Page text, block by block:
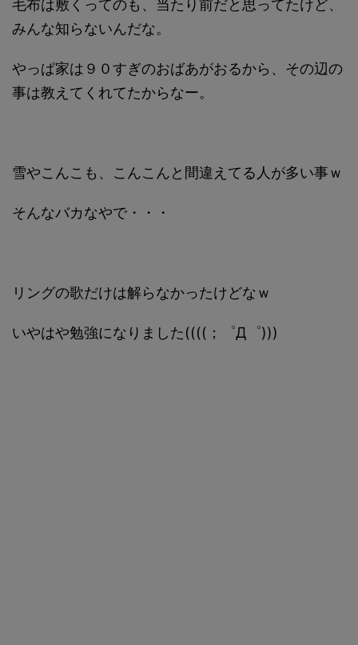
毛布は敷くってのも、当たり前だと思ってたけど、
みんな知らないんだな。
やっぱ家は９０すぎのおばあがおるから、その辺の
事は教えてくれてたからなー。
雪やこんこも、こんこんと間違えてる人が多い事ｗ
そんなバカなやで・・・
リングの歌だけは解らなかったけどなｗ
いやはや勉強になりました((((；゜Д゜)))